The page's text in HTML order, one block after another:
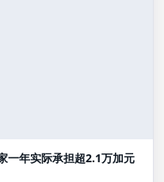
一年实际承担超2.1万加元